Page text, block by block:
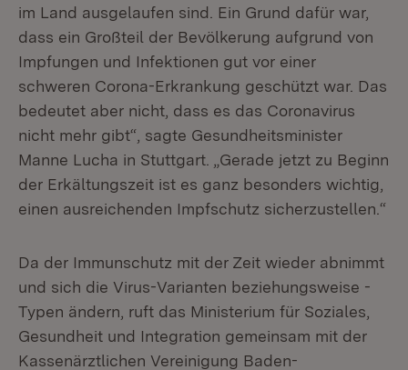
im Land ausgelaufen sind. Ein Grund dafür war,
dass ein Großteil der Bevölkerung aufgrund von
Impfungen und Infektionen gut vor einer
schweren Corona-Erkrankung geschützt war. Das
bedeutet aber nicht, dass es das Coronavirus
nicht mehr gibt“, sagte Gesundheitsminister
Manne Lucha in Stuttgart. „Gerade jetzt zu Beginn
der Erkältungszeit ist es ganz besonders wichtig,
einen ausreichenden Impfschutz sicherzustellen.“
Da der Immunschutz mit der Zeit wieder abnimmt
und sich die Virus-Varianten beziehungsweise -
Typen ändern, ruft das Ministerium für Soziales,
Gesundheit und Integration gemeinsam mit der
Kassenärztlichen Vereinigung Baden-